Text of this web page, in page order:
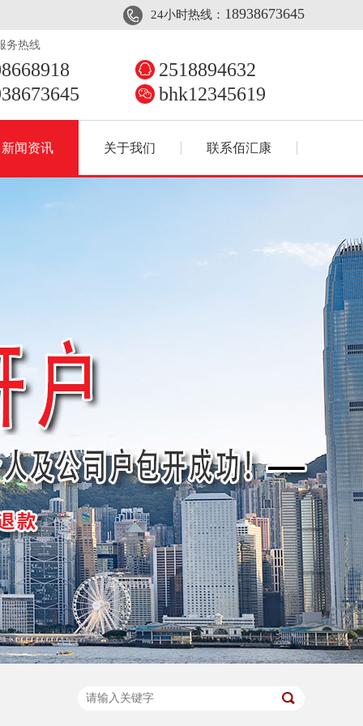
24小时热线： 18938673645
务热线
2518894632
bhk12345619
新闻资讯 关于我们 联系佰汇康